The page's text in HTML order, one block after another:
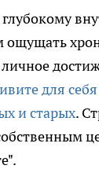
для
и старых.